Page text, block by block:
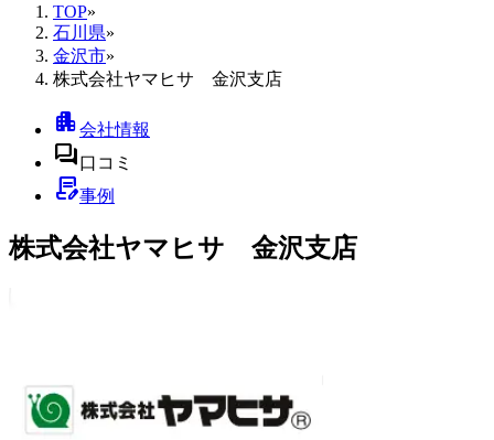
TOP»
石川県»
金沢市»
株式会社ヤマヒサ 金沢支店
apartment会社情報
forum口コミ
contract_edit事例
株式会社ヤマヒサ 金沢支店